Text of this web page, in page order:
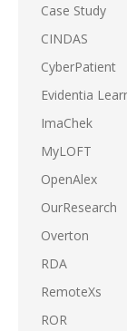
Case Study
CINDAS
CyberPatient
Evidentia
ImaChek
MyLOFT
OpenAlex
OurResearch
Overton
RDA
RemoteXs
ROR